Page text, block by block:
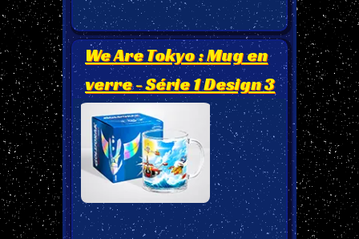
We Are Tokyo : Mug en
verre - Série 1 Design 3